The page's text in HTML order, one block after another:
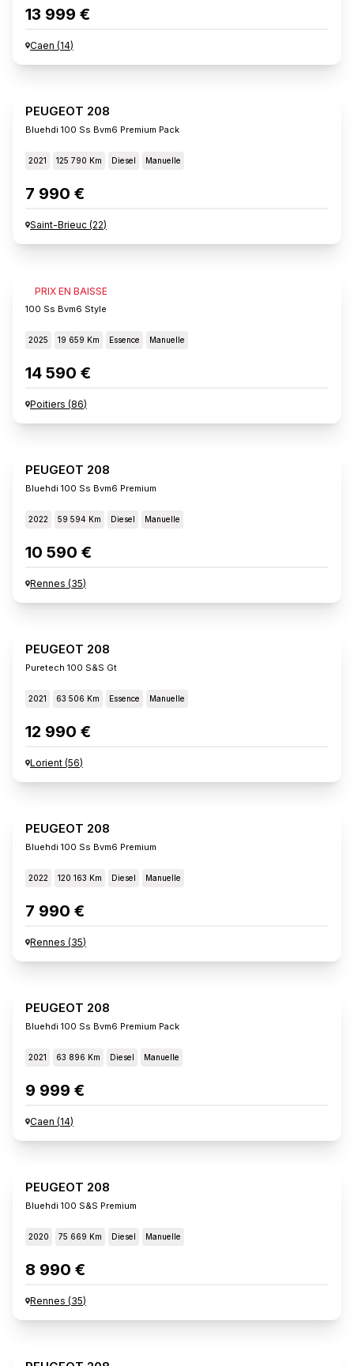
13 999 €
Caen (14)
PEUGEOT 208
Bluehdi 100 Ss Bvm6 Premium Pack
2021 125 790 Km Diesel Manuelle
7 990 €
Saint-Brieuc (22)
PRIX EN BAISSE
PEUGEOT 208
100 Ss Bvm6 Style
2025 19 659 Km Essence Manuelle
14 590 €
Poitiers (86)
PEUGEOT 208
Bluehdi 100 Ss Bvm6 Premium
2022 59 594 Km Diesel Manuelle
10 590 €
Rennes (35)
PEUGEOT 208
Puretech 100 S&s Gt
2021 63 506 Km Essence Manuelle
12 990 €
Lorient (56)
PEUGEOT 208
Bluehdi 100 Ss Bvm6 Premium
2022 120 163 Km Diesel Manuelle
7 990 €
Rennes (35)
PEUGEOT 208
Bluehdi 100 Ss Bvm6 Premium Pack
2021 63 896 Km Diesel Manuelle
9 999 €
Caen (14)
PEUGEOT 208
Bluehdi 100 S&s Premium
2020 75 669 Km Diesel Manuelle
8 990 €
Rennes (35)